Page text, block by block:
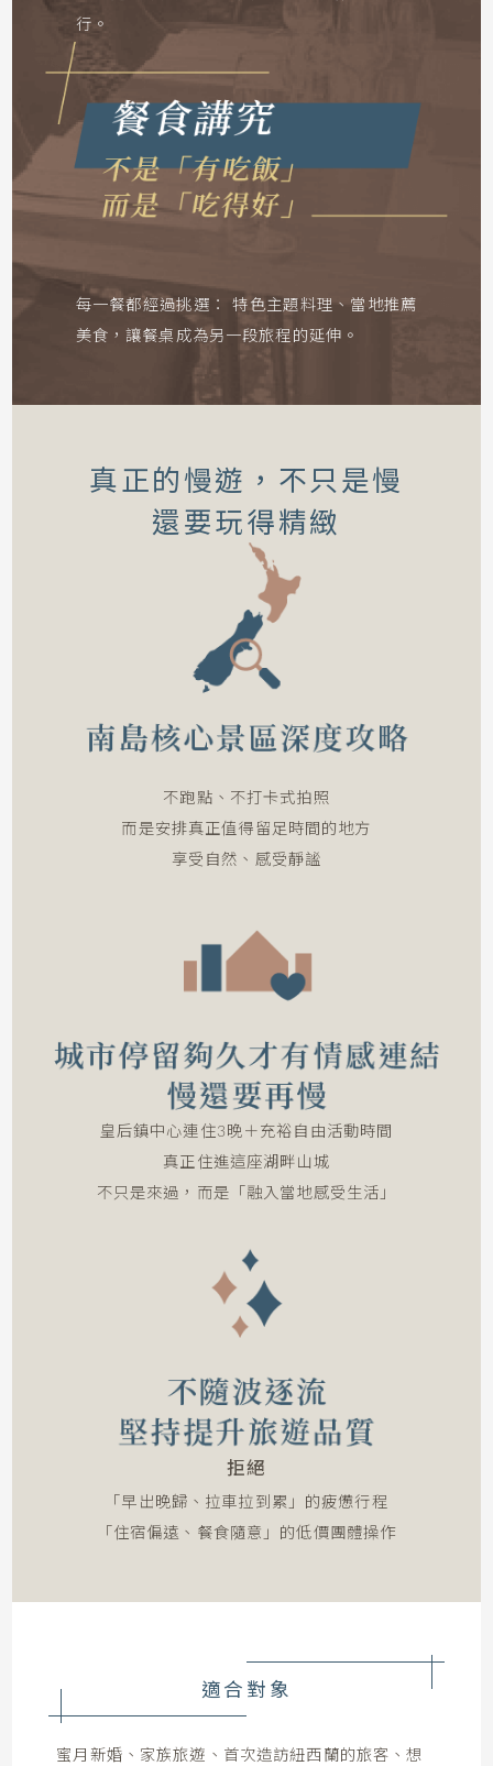
行。
每一餐都經過挑選：
特色主題料理、當地推薦
美食，讓餐桌成為另一段旅程的延伸。
真正的慢遊，不只是慢
還要玩得精緻
不跑點、不打卡式拍照
而是安排真正值得留足時間的地方
享受自然、感受靜謐
皇后鎮中心連住3晚＋充裕自由活動時間
真正住進這座湖畔山城
不只是來過，而是「融入當地感受生活」
拒絕
「早出晚歸、拉車拉到累」的疲憊行程
「住宿偏遠、餐食隨意」的低價團體操作
適合對象
蜜月新婚、家族旅遊、首次造訪紐西蘭的旅客、想